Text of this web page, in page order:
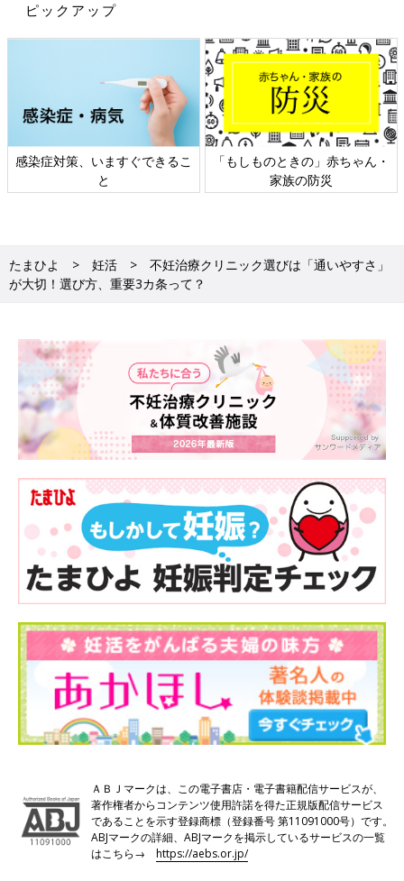
ピックアップ
感染症対策、いますぐできるこ
と
「もしものときの」赤ちゃん・
家族の防災
たまひよ 妊活
不妊治療クリニック選びは「通いやすさ」
が大切！選び方、重要3カ条って？
ＡＢＪマークは、この電子書店・電子書籍配信サービスが、
著作権者からコンテンツ使用許諾を得た正規版配信サービス
であることを示す登録商標（登録番号 第11091000号）です。
ABJマークの詳細、ABJマークを掲示しているサービスの一覧
はこちら→https://aebs.or.jp/